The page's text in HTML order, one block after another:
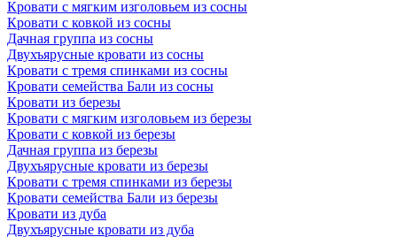
Кровати с мягким изголовьем из сосны
Кровати с ковкой из сосны
Дачная группа из сосны
Двухъярусные кровати из сосны
Кровати с тремя спинками из сосны
Кровати семейства Бали из сосны
Кровати из березы
Кровати с мягким изголовьем из березы
Кровати с ковкой из березы
Дачная группа из березы
Двухъярусные кровати из березы
Кровати с тремя спинками из березы
Кровати семейства Бали из березы
Кровати из дуба
Двухъярусные кровати из дуба